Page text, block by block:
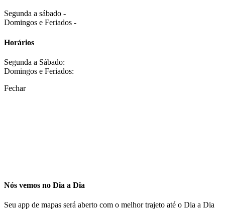
Segunda a sábado -
Domingos e Feriados -
Horários
Segunda a Sábado:
Domingos e Feriados:
Fechar
Nós vemos no Dia a Dia
Seu app de mapas será aberto com o melhor trajeto até o Dia a Dia